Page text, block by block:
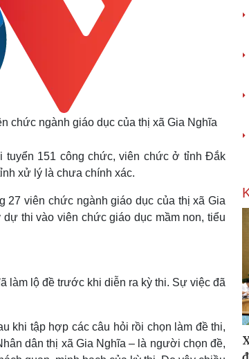
Sao Việt
chức ngành giáo dục của thị xã Gia Nghĩa
tuyển 151 công chức, viên chức ở tỉnh Đắk
xử lý là chưa chính xác.
27 viên chức ngành giáo dục của thị xã Gia
thi vào viên chức giáo dục mầm non, tiểu
làm lộ đề trước khi diễn ra kỳ thi. Sự việc đã
khi tập hợp các câu hỏi rồi chọn làm đề thi,
dân thị xã Gia Nghĩa – là người chọn đề,